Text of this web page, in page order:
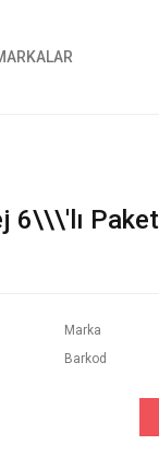
6\\\'lı Paket
Marka
Barkod